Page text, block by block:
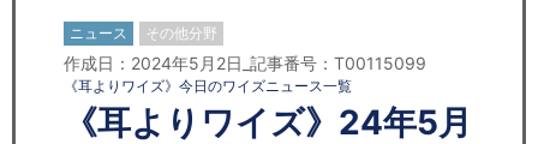
日本人にPR
コンサルティング
ニュース その他分野
作成日：2024年5月2日_記事番号：T00115099
《耳よりワイズ》今日のワイズニュース一覧
《耳よりワイズ》24年5月